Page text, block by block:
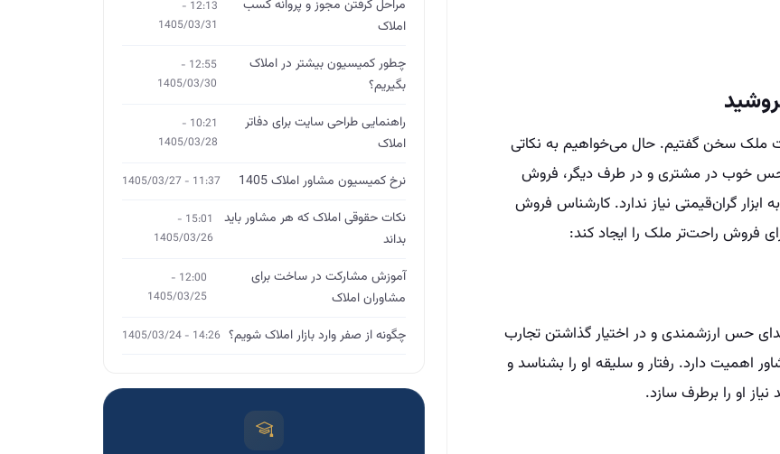
ملک سخن گفتیم. حال می‌خواهیم به نکاتی
حس خوب در مشتری و در طرف دیگر، فروش
ابزار گران‌قیمتی نیاز ندارد. کارشناس فروش
حس ارزشمندی و در اختیار گذاشتن تجارب
اهمیت دارد. رفتار و سلیقه او را بشناسد و
او را برطرف سازد.
مراحل گرفتن مجوز و پروانه کسب
املاک
12:13 -
1405/03/31
چطور کمیسیون بیشتر در املاک
بگیریم؟
12:55 -
1405/03/30
راهنمایی طراحی سایت برای دفاتر
املاک
10:21 -
1405/03/28
نرخ کمیسیون مشاور املاک 1405 11:37 - 1405/03/27
نکات حقوقی املاک که هر مشاور باید
بداند
15:01 -
1405/03/26
آموزش مشارکت در ساخت برای
مشاوران املاک
12:00 -
1405/03/25
چگونه از صفر وارد بازار املاک شویم؟ 14:26 - 1405/03/24